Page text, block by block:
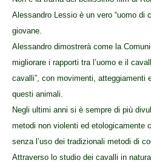
Alessandro Lessio è un vero “uomo di
giovane.
Alessandro dimostrerà come la
migliorare i rapporti tra l’uomo e il
cavalli”, con movimenti, atteggiamenti
questi animali.
Negli ultimi anni si è sempre di più
metodi non violenti ed etologicamente
senza l’uso dei tradizionali metodi di
Attraverso lo studio dei cavalli in